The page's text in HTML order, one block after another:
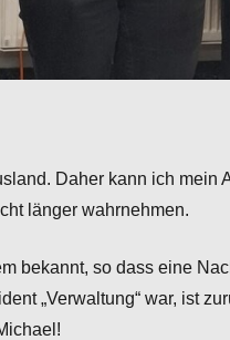
Daher kann ich mein
länger wahrnehmen.
bekannt, so dass eine
„Verwaltung“ war, ist